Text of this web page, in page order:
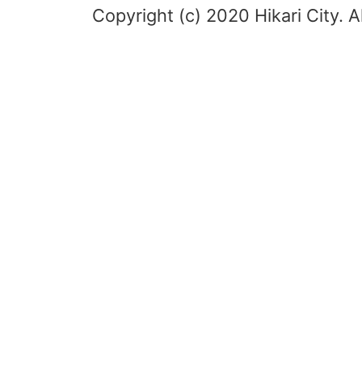
Copyright (c) 2020 Hikari City.